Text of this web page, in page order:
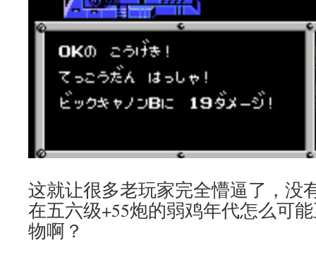
这就让很多老玩家完全懵逼了，没
在五六级+55炮的弱鸡年代怎么可
物啊？